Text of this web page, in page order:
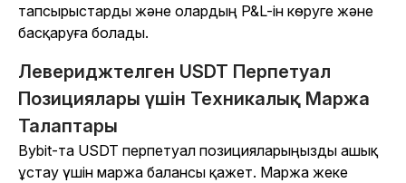
тапсырыстарды және олардың P&L-ін көруге және
басқаруға болады.
Левериджтелген USDT Перпетуал
Позициялары үшін Техникалық Маржа
Талаптары
Bybit-та USDT перпетуал позицияларыңызды ашық
ұстау үшін маржа балансы қажет. Маржа жеке